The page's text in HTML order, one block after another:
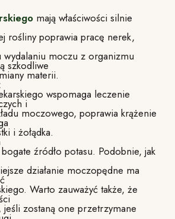
mają właściwości silnie
rośliny poprawia pracę nerek,
moczu z organizmu
szkodliwe
materii.
wspomaga leczenie
i
moczowego, poprawia krążenie
i żołądka.
źródło potasu. Podobnie, jak
działanie moczopędne ma
Warto zauważyć także, że
jeśli zostaną one przetrzymane